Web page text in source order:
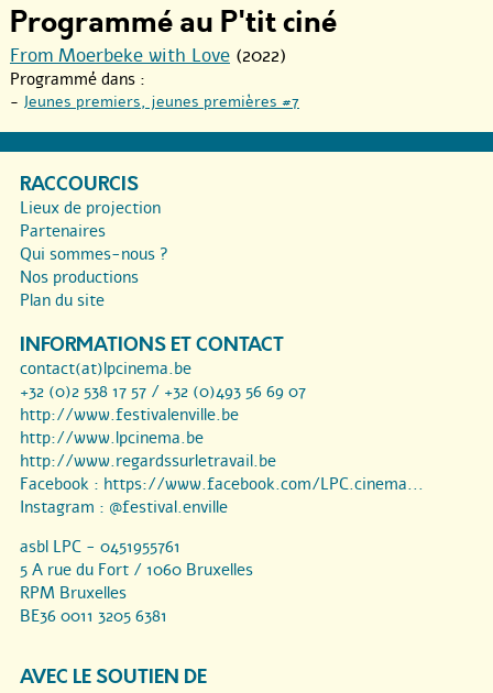
Programmé au P'tit ciné
From Moerbeke with Love (2022)
Programmé dans :
- Jeunes premiers, jeunes premières #7
RACCOURCIS
Lieux de projection
Partenaires
Qui sommes-nous ?
Nos productions
Plan du site
INFORMATIONS ET CONTACT
contact(at)lpcinema.be
+32 (0)2 538 17 57 / +32 (0)493 56 69 07
http://www.festivalenville.be
http://www.lpcinema.be
http://www.regardssurletravail.be
Facebook : https://www.facebook.com/LPC.cinema...
Instagram : @festival.enville
asbl LPC - 0451955761
5 A rue du Fort / 1060 Bruxelles
RPM Bruxelles
BE36 0011 3205 6381
AVEC LE SOUTIEN DE